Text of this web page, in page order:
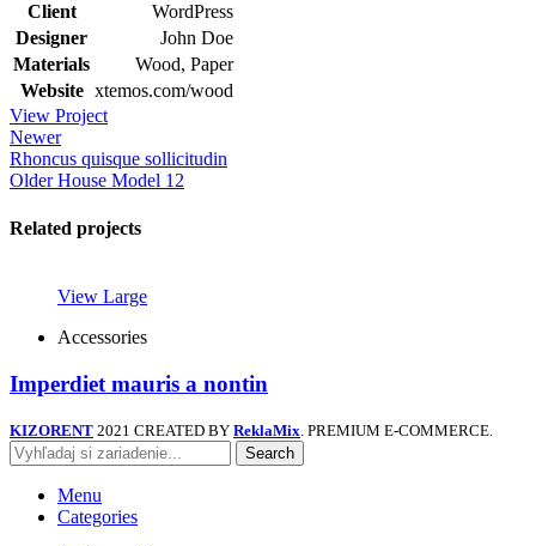
Client
WordPress
Designer
John Doe
Materials
Wood, Paper
Website xtemos.com/wood
View Project
Newer
Rhoncus quisque sollicitudin
Older House Model 12
Related projects
View Large
Accessories
Imperdiet mauris a nontin
KIZORENT 2021 CREATED BY ReklaMix. PREMIUM E-COMMERCE.
Search
Menu
Categories